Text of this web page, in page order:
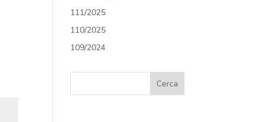
111/2025
110/2025
109/2024